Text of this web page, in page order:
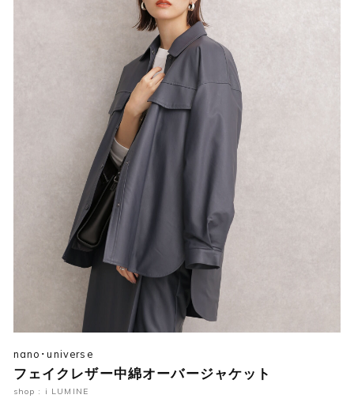
nano･universe
フェイクレザー中綿オーバージャケット
shop : i LUMINE